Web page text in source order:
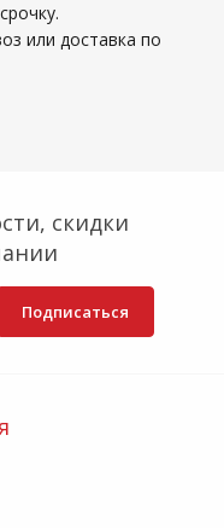
или доставка по
скидки
Подписаться